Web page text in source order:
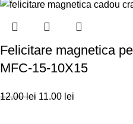
Felicitare magnetica
MFC-15-10X15
12.00lei 11.00 lei